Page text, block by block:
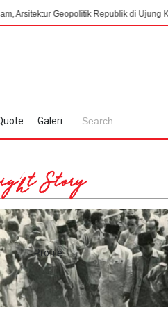
Republik di Ujung Kekalahan Jepang
Galeri
Profile
Story